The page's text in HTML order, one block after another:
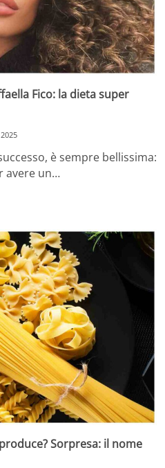
Fico: la dieta super
è sempre bellissima:
avere un…
Sorpresa: il nome